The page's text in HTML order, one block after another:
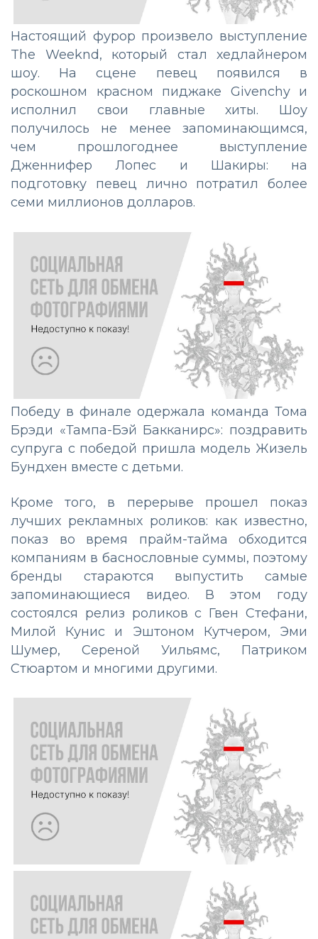
Настоящий фурор произвело выступление
The Weeknd, который стал хедлайнером
шоу. На сцене певец появился в
роскошном красном пиджаке Givenchy и
исполнил свои главные хиты. Шоу
получилось не менее запоминающимся,
чем прошлогоднее выступление
Дженнифер Лопес и Шакиры: на
подготовку певец лично потратил более
семи миллионов долларов.
Победу в финале одержала команда Тома
Брэди «Тампа-Бэй Бакканирс»: поздравить
супруга с победой пришла модель Жизель
Бундхен вместе с детьми.
Кроме того, в перерыве прошел показ
лучших рекламных роликов: как известно,
показ во время прайм-тайма обходится
компаниям в баснословные суммы, поэтому
бренды стараются выпустить самые
запоминающиеся видео. В этом году
состоялся релиз роликов с Гвен Стефани,
Милой Кунис и Эштоном Кутчером, Эми
Шумер, Сереной Уильямс, Патриком
Стюартом и многими другими.